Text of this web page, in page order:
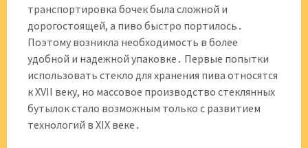
транспортировка бочек была сложной и
дорогостоящей, а пиво быстро портилось․
Поэтому возникла необходимость в более
удобной и надежной упаковке․ Первые попытки
использовать стекло для хранения пива относятся
к XVII веку, но массовое производство стеклянных
бутылок стало возможным только с развитием
технологий в XIX веке․